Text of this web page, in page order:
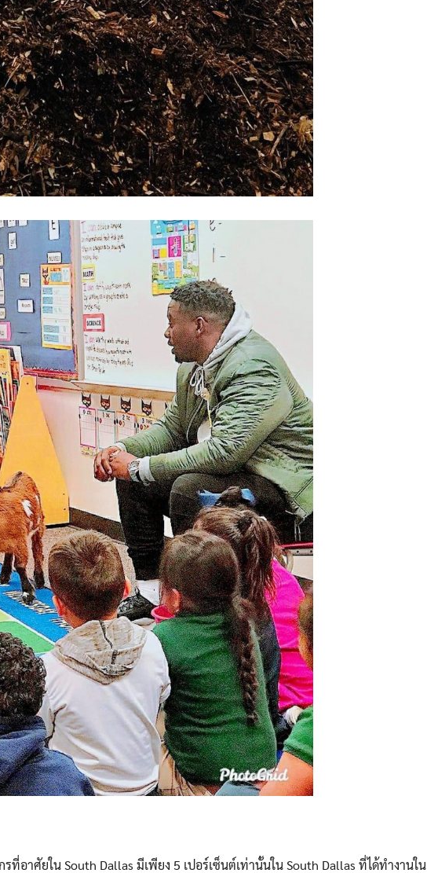
อาศัยใน South Dallas มีเพียง 5 เปอร์เซ็นต์เท่านั้นใน South Dallas ที่ได้ทำงานใน